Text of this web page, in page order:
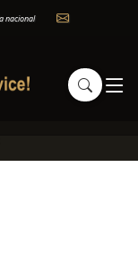
nacional